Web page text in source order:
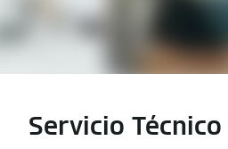
Servicio Técnico